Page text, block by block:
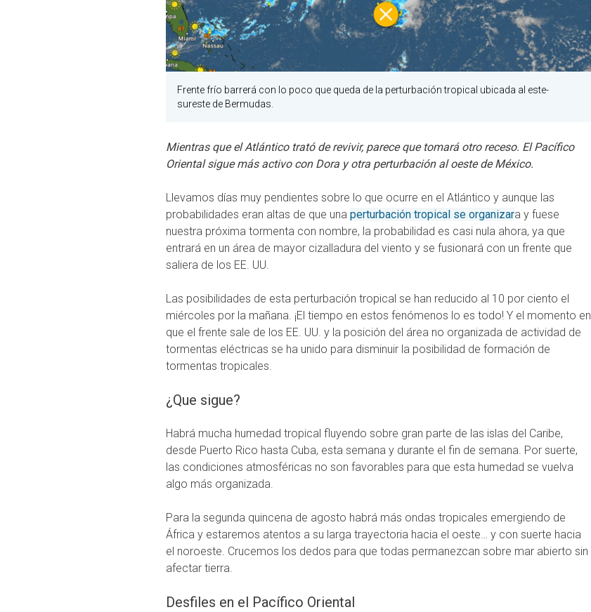
Frente frío barrerá con lo poco que queda de la perturbación tropical ubicada al este-
sureste de Bermudas.
Mientras que el Atlántico trató de revivir, parece que tomará otro receso. El Pacífico
Oriental sigue más activo con Dora y otra perturbación al oeste de México.
Llevamos días muy pendientes sobre lo que ocurre en el Atlántico y aunque las
probabilidades eran altas de que una perturbación tropical se organizara y fuese
nuestra próxima tormenta con nombre, la probabilidad es casi nula ahora, ya que
entrará en un área de mayor cizalladura del viento y se fusionará con un frente que
saliera de los EE. UU.
Las posibilidades de esta perturbación tropical se han reducido al 10 por ciento el
miércoles por la mañana. ¡El tiempo en estos fenómenos lo es todo! Y el momento en
que el frente sale de los EE. UU. y la posición del área no organizada de actividad de
tormentas eléctricas se ha unido para disminuir la posibilidad de formación de
tormentas tropicales.
¿Que sigue?
Habrá mucha humedad tropical fluyendo sobre gran parte de las islas del Caribe,
desde Puerto Rico hasta Cuba, esta semana y durante el fin de semana. Por suerte,
las condiciones atmosféricas no son favorables para que esta humedad se vuelva
algo más organizada.
Para la segunda quincena de agosto habrá más ondas tropicales emergiendo de
África y estaremos atentos a su larga trayectoria hacia el oeste… y con suerte hacia
el noroeste. Crucemos los dedos para que todas permanezcan sobre mar abierto sin
afectar tierra.
Desfiles en el Pacífico Oriental